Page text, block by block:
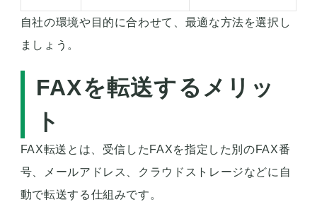
自社の環境や目的に合わせて、最適な方法を選択し
ましょう。
FAXを転送するメリッ
ト
FAX転送とは、受信したFAXを指定した別のFAX番
号、メールアドレス、クラウドストレージなどに自
動で転送する仕組みです。